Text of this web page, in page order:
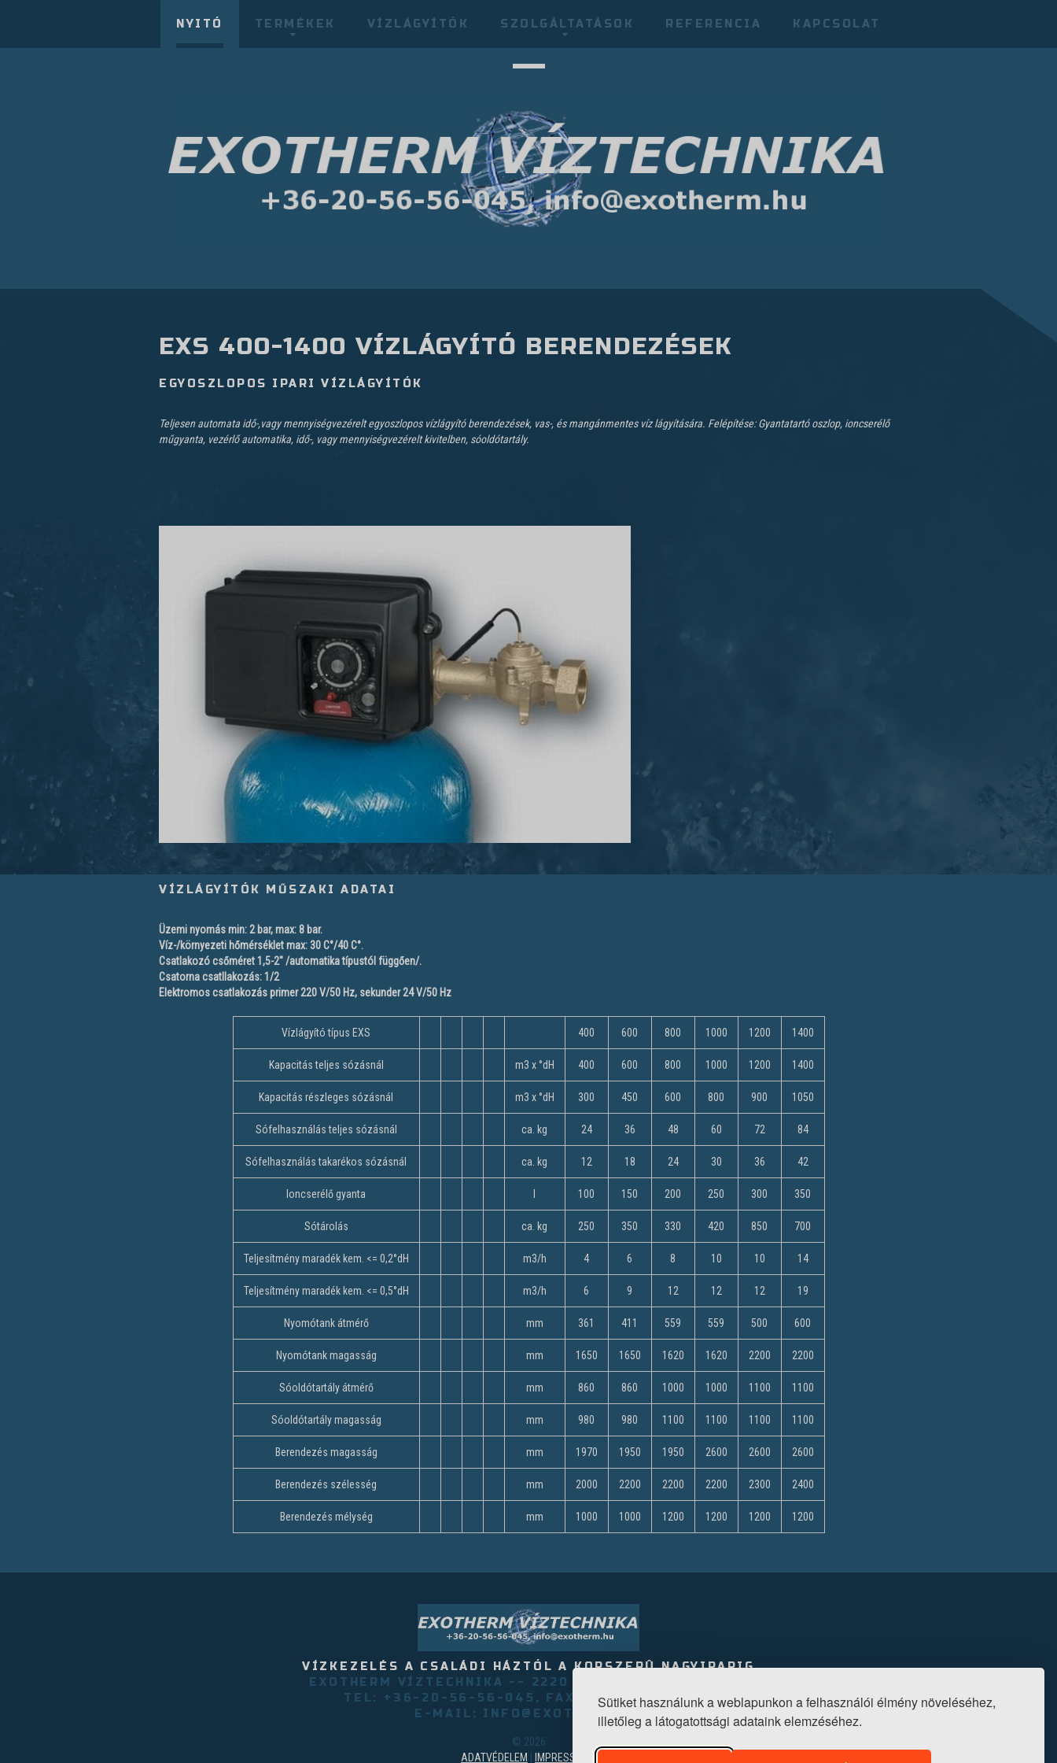
Sütiket használunk a weblapunkon a felhasználói élmény növeléséhez,
illetőleg a látogatottsági adataink elemzéséhez.
NYITÓ TERMÉKEK VÍZLÁGYÍTÓK SZOLGÁLTATÁSOK REFERENCIA KAPCSOLAT
EXS 400-1400 VÍZLÁGYÍTÓ BERENDEZÉSEK
EGYOSZLOPOS IPARI VÍZLÁGYÍTÓK
Teljesen automata idő-,vagy mennyiségvezérelt egyoszlopos vízlágyító berendezések, vas-, és mangánmentes víz lágyítására. Felépítése: Gyantatartó oszlop, ioncserélő
műgyanta, vezérlő automatika, idő-, vagy mennyiségvezérelt kivitelben, sóoldótartály.
VÍZLÁGYÍTÓK MŰSZAKI ADATAI
Üzemi nyomás min: 2 bar, max: 8 bar.
Víz-/környezeti hőmérséklet max: 30 C°/40 C°.
Csatlakozó csőméret 1,5-2" /automatika típustól függően/.
Csatorna csatllakozás: 1/2
Elektromos csatlakozás primer 220 V/50 Hz, sekunder 24 V/50 Hz
Vízlágyító típus EXS 400 600 800 1000 1200 1400
Kapacitás teljes sózásnál m3 x °dH 400 600 800 1000 1200 1400
Kapacitás részleges sózásnál m3 x °dH 300 450 600 800 900 1050
Sófelhasználás teljes sózásnál ca. kg 24 36 48 60 72 84
Sófelhasználás takarékos sózásnál ca. kg 12 18 24 30 36 42
Ioncserélő gyanta 100 150 200 250 300 350
Sótárolás ca. kg 250 350 330 420 850 700
Teljesítmény maradék kem. <= 0,2°dH m3/h 4 6 8 10 10 14
Teljesítmény maradék kem. <= 0,5°dH m3/h 6 9 12 12 12 19
Nyomótank átmérő mm 361 411 559 559 500 600
Nyomótank magasság mm 1650 1650 1620 1620 2200 2200
Sóoldótartály átmérő mm 860 860 1000 1000 1100 1100
Sóoldótartály magasság mm 980 980 1100 1100 1100 1100
Berendezés magasság mm 1970 1950 1950 2600 2600 2600
Berendezés szélesség mm 2000 2200 2200 2200 2300 2400
Berendezés mélység mm 1000 1000 1200 1200 1200 1200
VÍZKEZELÉS A CSALÁDI HÁZTÓL A KORSZERÛ NAGYIPARIG
EXOTHERM VÍZTECHNIKA -- 2220 VECSÉS, AKÁCFA U. 6.
TEL: +36-20-56-56-045, FAX:+36-29-350-790
E-MAIL: INFO@EXOTHERM.HU
© 2026
ADATVÉDELEM
IMPRESSZUM